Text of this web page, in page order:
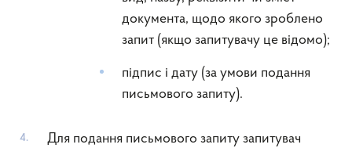
документа, щодо якого зроблено
запит (якщо запитувачу це відомо);
підпис і дату (за умови подання
письмового запиту).
Для подання письмового запиту запитувач